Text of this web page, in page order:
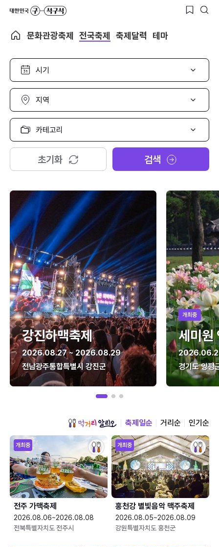
문화관광축제 전국축제 축제달력 테마
시
선
택
지
선
택
카
고
리
택
초기화 검색
강진하맥축제
2026.08.27 ~ 2026.08.29
전남광주통합특별시 강진군
개최중
세미원
경기도 양평
축제일순 거리순 인기순
개최중
전주 가맥축제
2026.08.06~2026.08.08
전북특별자치도 전주시
개최중
홍천강 별빛음악 맥주축제
2026.08.05~2026.08.09
강원특별자치도 홍천군